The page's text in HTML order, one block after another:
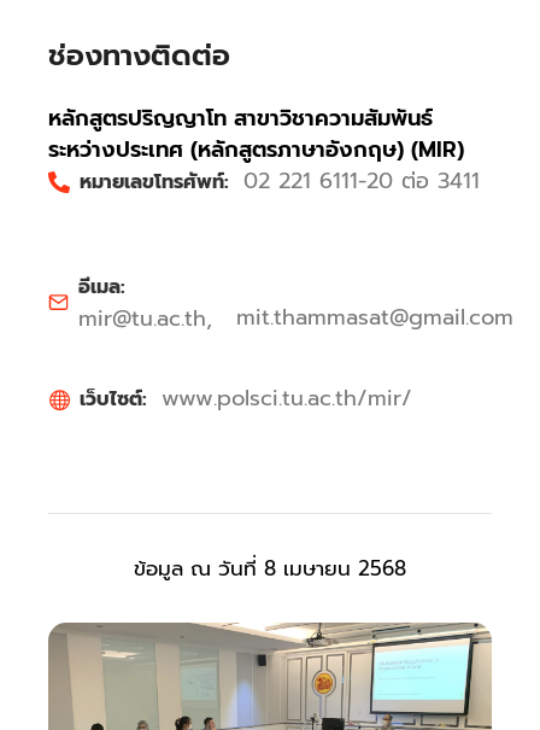
ช่องทางติดต่อ
หลักสูตรปริญญาโท สาขาวิชาความสัมพันธ์
ระหว่างประเทศ (หลักสูตรภาษาอังกฤษ) (MIR)
หมายเลขโทรศัพท์: 02 221 6111-20 ต่อ 3411
อีเมล:
mir@tu.ac.th, mit.thammasat@gmail.com
เว็บไซต์: www.polsci.tu.ac.th/mir/
ข้อมูล ณ วันที่ 8 เมษายน 2568